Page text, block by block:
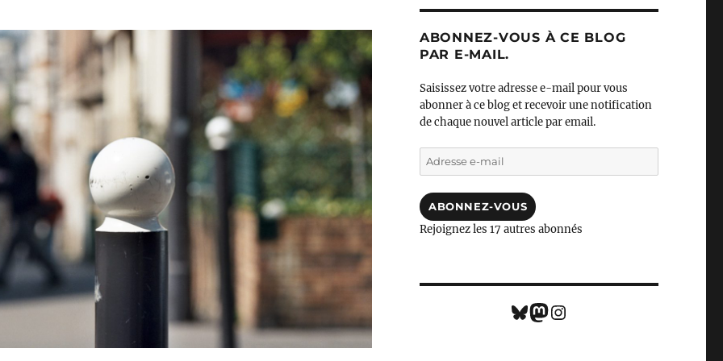
ABONNEZ-VOUS À CE BLOG
PAR E-MAIL.
Saisissez votre adresse e-mail pour vous
abonner à ce blog et recevoir une notification
de chaque nouvel article par email.
Adresse
e-
ABONNEZ-VOUS
Rejoignez les 17 autres abonnés
Bluesky
Mastodon
Instagram